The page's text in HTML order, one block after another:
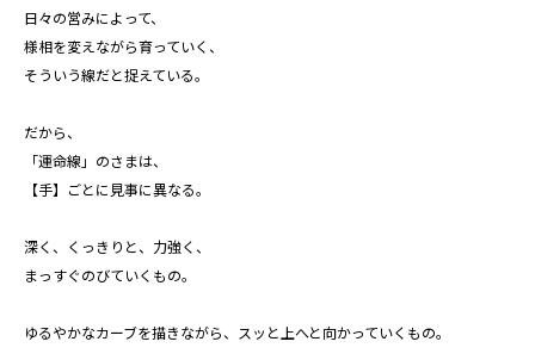
日々の営みによって、
様相を変えながら育っていく、
そういう線だと捉えている。
だから、
「運命線」のさまは、
【手】ごとに見事に異なる。
深く、くっきりと、力強く、
まっすぐのびていくもの。
ゆるやかなカーブを描きながら、スッと上へと向かっていくもの。